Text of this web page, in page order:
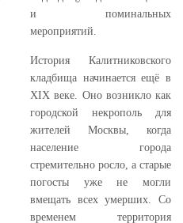
и поминальных
мероприятий.
История Калитниковского
кладбища начинается ещё в
XIX веке. Оно возникло как
городской некрополь для
жителей Москвы, когда
население города
стремительно росло, а старые
погосты уже не могли
вмещать всех умерших. Со
временем территория